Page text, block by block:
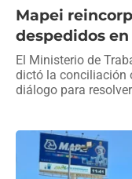
Mapei
despedidos
El Ministerio de
dictó la conciliación
diálogo para